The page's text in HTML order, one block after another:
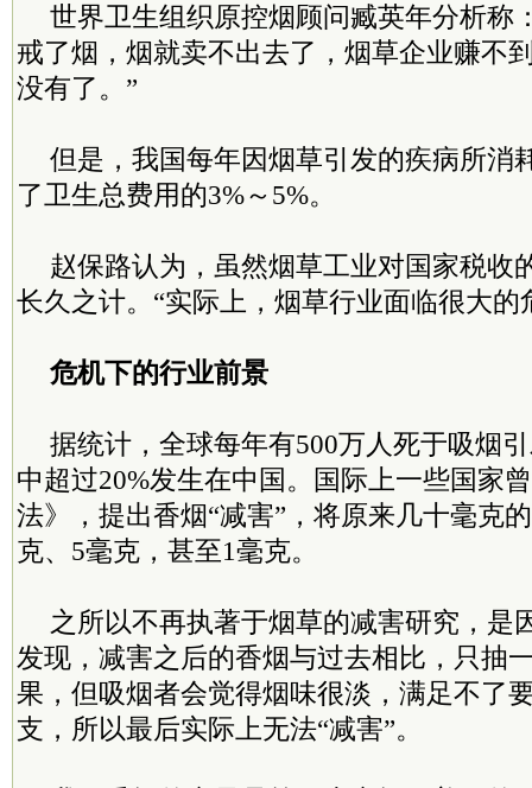
世界卫生组织原控烟顾问臧英年分析称
戒了烟，烟就卖不出去了，烟草企业赚不
没有了。”
但是，我国每年因烟草引发的疾病所消
了卫生总费用的3%～5%。
赵保路认为，虽然烟草工业对国家税收
长久之计。“实际上，烟草行业面临很大的
危机下的行业前景
据统计，全球每年有500万人死于吸烟
中超过20%发生在中国。国际上一些国家
法》，提出香烟“减害”，将原来几十毫克
克、5毫克，甚至1毫克。
之所以不再执著于烟草的减害研究，是
发现，减害之后的香烟与过去相比，只抽
果，但吸烟者会觉得烟味很淡，满足不了
支，所以最后实际上无法“减害”。